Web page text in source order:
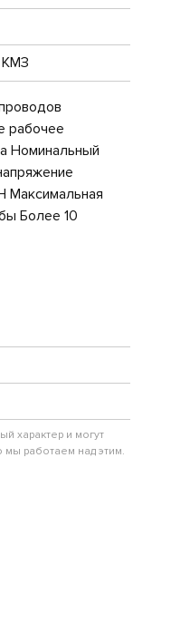
рабочее
Номинальный
Максимальная
Более 10
характер и могут
мы работаем над этим.